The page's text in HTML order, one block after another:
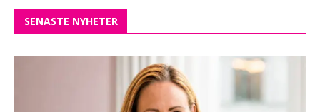
SENASTE NYHETER